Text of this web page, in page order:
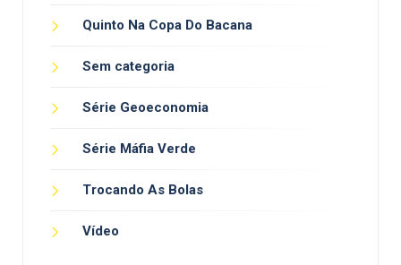
Quinto Na Copa Do Bacana
Sem categoria
Série Geoeconomia
Série Máfia Verde
Trocando As Bolas
Vídeo